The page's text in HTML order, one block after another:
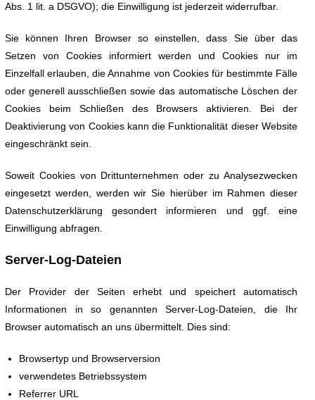
Abs. 1 lit. a DSGVO); die Einwilligung ist jederzeit widerrufbar.
Sie können Ihren Browser so einstellen, dass Sie über das
Setzen von Cookies informiert werden und Cookies nur im
Einzelfall erlauben, die Annahme von Cookies für bestimmte Fälle
oder generell ausschließen sowie das automatische Löschen der
Cookies beim Schließen des Browsers aktivieren. Bei der
Deaktivierung von Cookies kann die Funktionalität dieser Website
eingeschränkt sein.
Soweit Cookies von Drittunternehmen oder zu Analysezwecken
eingesetzt werden, werden wir Sie hierüber im Rahmen dieser
Datenschutzerklärung gesondert informieren und ggf. eine
Einwilligung abfragen.
Server-Log-Dateien
Der Provider der Seiten erhebt und speichert automatisch
Informationen in so genannten Server-Log-Dateien, die Ihr
Browser automatisch an uns übermittelt. Dies sind:
Browsertyp und Browserversion
verwendetes Betriebssystem
Referrer URL